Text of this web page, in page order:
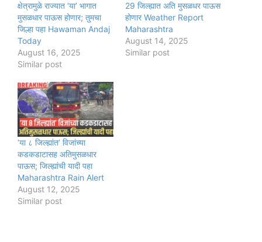
क्षेत्रामुळे राज्यात ‘या’ भागात
मुसळधार पाऊस होणार; तुमचा
जिल्हा पहा Hawaman Andaj
Today
August 16, 2025
Similar post
29 जिल्ह्यात अति मुसळधर पाऊस
होणार Weather Report
Maharashtra
August 14, 2025
Similar post
‘या ८ जिल्ह्यांत’ विजांच्या
कडकडाटासह अतिमुसळधार
पाऊस; जिल्ह्यांची यादी पहा
Maharashtra Rain Alert
August 12, 2025
Similar post